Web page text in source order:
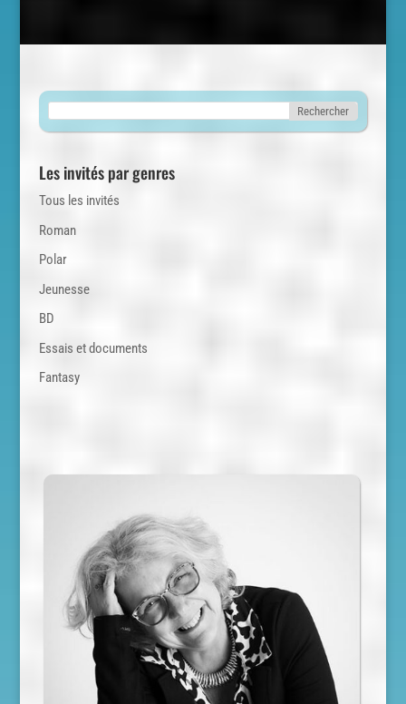
Les invités par genres
Tous les invités
Roman
Polar
Jeunesse
BD
Essais et documents
Fantasy